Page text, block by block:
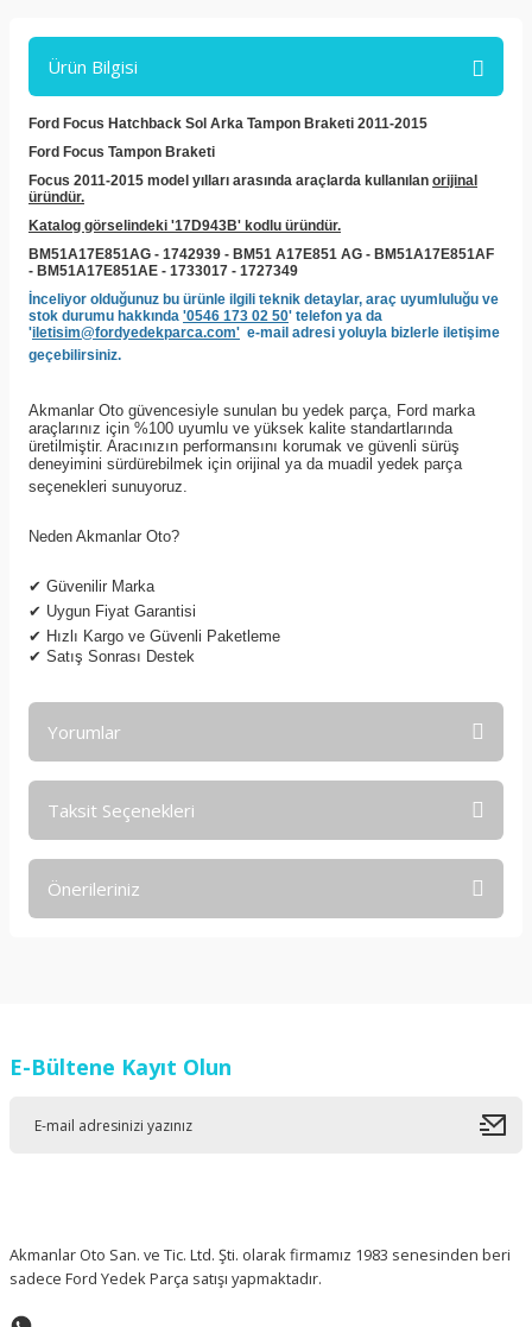
Ürün Bilgisi
Ford Focus Hatchback Sol Arka Tampon Braketi 2011-2015
Ford Focus Tampon Braketi
Focus 2011-2015 model yılları arasında araçlarda kullanılan orijinal
üründür.
Katalog görselindeki '17D943B' kodlu üründür.
BM51A17E851AG - 1742939 - BM51 A17E851 AG - BM51A17E851AF
- BM51A17E851AE - 1733017 - 1727349
İnceliyor olduğunuz bu ürünle ilgili teknik detaylar, araç uyumluluğu ve
stok durumu hakkında '0546 173 02 50' telefon ya da
'iletisim@fordyedekparca.com' e-mail adresi yoluyla bizlerle iletişime
geçebilirsiniz.
Akmanlar Oto güvencesiyle sunulan bu yedek parça, Ford marka
araçlarınız için %100 uyumlu ve yüksek kalite standartlarında
üretilmiştir. Aracınızın performansını korumak ve güvenli sürüş
deneyimini sürdürebilmek için orijinal ya da muadil yedek parça
seçenekleri sunuyoruz.
Neden Akmanlar Oto?
✔ Güvenilir Marka
✔ Uygun Fiyat Garantisi
✔ Hızlı Kargo ve Güvenli Paketleme
✔ Satış Sonrası Destek
Yorumlar
Taksit Seçenekleri
Önerileriniz
Ürün resmi kalitesiz, bozuk veya görüntülenemiyor.
E-Bültene Kayıt Olun
Akmanlar Oto San. ve Tic. Ltd. Şti. olarak firmamız 1983 senesinden beri
sadece Ford Yedek Parça satışı yapmaktadır.